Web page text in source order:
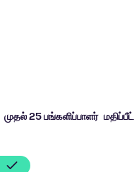
முதல் 25 பங்களிப்பாளர்